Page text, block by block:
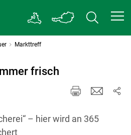
Markttreff
frisch
– hier wird an 365